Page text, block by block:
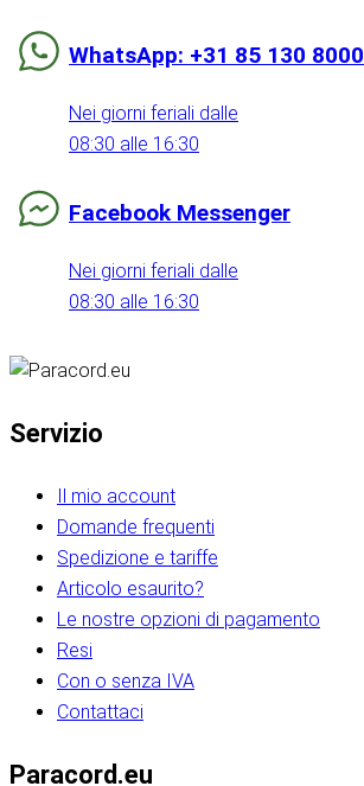
WhatsApp: +31 85 130 8000
Nei giorni feriali dalle
08:30 alle 16:30
Facebook Messenger
Nei giorni feriali dalle
08:30 alle 16:30
Servizio
Il mio account
Domande frequenti
Spedizione e tariffe
Articolo esaurito?
Le nostre opzioni di pagamento
Resi
Con o senza IVA
Contattaci
Paracord.eu